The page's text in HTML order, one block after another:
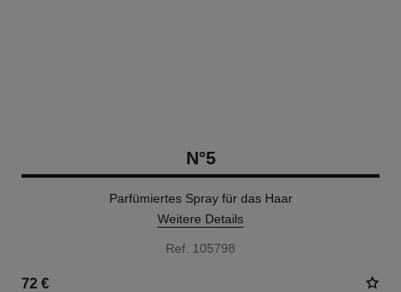
N°5
Parfümiertes Spray für das Haar
Weitere Details
Ref. 105798
72 €